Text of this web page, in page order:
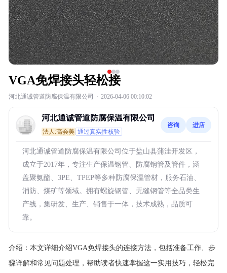
VGA免焊接头轻松接
河北通诚管道防腐保温有限公司 · 2026-04-06 00:10:02
河北通诚管道防腐保温有限公司
法人:高会美 通过真实性核验
咨询 进店
河北通诚管道防腐保温有限公司位于盐山县蒲洼开发区，
成立于2017年，专注生产保温钢管、防腐钢管及管件，涵
盖聚氨酯、3PE、TPEP等多种防腐保温管材，服务石油、
消防、煤矿等领域。拥有螺旋钢管、无缝钢管等全品类生
产线，集研发、生产、销售于一体，技术成熟，品质可
靠。
介绍： 本文详细介绍VGA免焊接头的连接方法，包括准备工作、步
骤详解和常见问题处理，帮助读者快速掌握这一实用技巧，轻松完